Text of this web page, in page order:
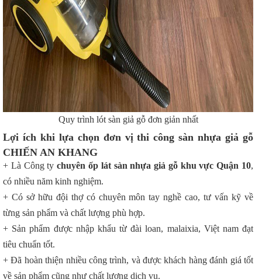
Quy trình lót sàn giả gỗ đơn giản nhất
Lợi ích khi lựa chọn đơn vị thi công sàn nhựa giả gỗ
CHIẾN AN KHANG
+ Là Công tychuyên ốp lát sàn nhựa giả gỗ khu vực Quận 10,
có nhiều năm kinh nghiệm.
+ Có sở hữu đội thợ có chuyên môn tay nghề cao, tư vấn kỹ về
từng sản phẩm và chất lượng phù hợp.
+ Sản phẩm được nhập khẩu từ đài loan, malaixia, Việt nam đạt
tiêu chuẩn tốt.
+ Đã hoàn thiện nhiều công trình, và được khách hàng đánh giá tốt
về sản phẩm cũng như chất lượng dịch vụ.